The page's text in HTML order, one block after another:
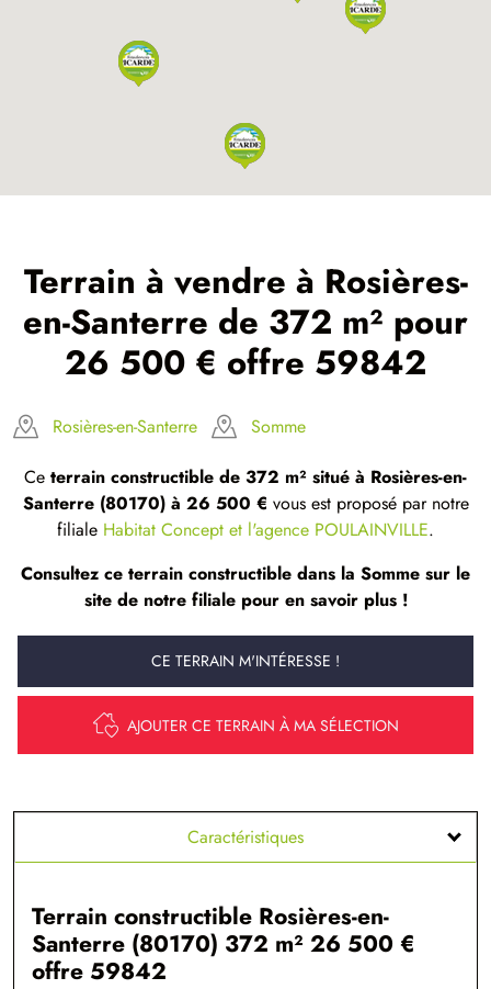
Terrain à vendre à Rosières-
en-Santerre de 372 m² pour
26 500 € offre 59842
Rosières-en-Santerre Somme
Ce terrain constructible de 372 m² situé à Rosières-en-
Santerre (80170) à 26 500 € vous est proposé par notre
filiale Habitat Concept et l'agence POULAINVILLE.
Consultez ce terrain constructible dans la Somme sur le
site de notre filiale pour en savoir plus !
CE TERRAIN M'INTÉRESSE !
AJOUTER CE TERRAIN À MA SÉLECTION
Caractéristiques
Terrain constructible Rosières-en-
Santerre (80170) 372 m² 26 500 €
offre 59842